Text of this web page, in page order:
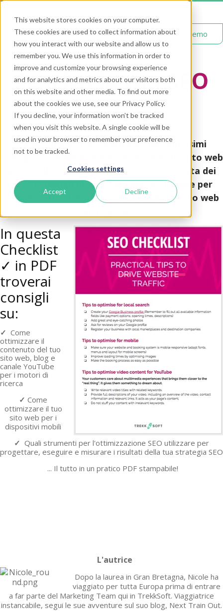
This website stores cookies on your computer.
These cookies are used to collect information about
how you interact with our website and allow us to
remember you. We use this information in order to
improve and customize your browsing experience
and for analytics and metrics about our visitors both
on this website and other media. To find out more
about the cookies we use, see our Privacy Policy.
If you decline, your information won’t be tracked
when you visit this website. A single cookie will be
used in your browser to remember your preference
not to be tracked.
Cookies settings
Accept Decline
Get a Demo
Scarica la tua SEO
Checklist
Un pratico PDF da scaricare con tantissimi
consigli per aumentare il traffico del tuo sito web
grazie all'ottimizzazione SEO. Leggi la lista dei
nostri consigli pratici ogni due settimane per
lavorare all'ottimizzazione SEO del tuo sito web
In questa
Checklist
✓ in PDF
troverai
consigli
su:
✓ Come
ottimizzare il
contenuto del tuo
sito web, blog e
canale YouTube
per i motori di
ricerca
✓ Come
ottimizzare il tuo
sito web per i
dispositivi mobili
✓ Quali strumenti per l'ottimizzazione SEO utilizzare per
progettare, eseguire e misurare i risultati della tua strategia SEO
... Il tutto in un pratico PDF stampabile!
L'autrice
Dopo la laurea in Gran Bretagna, Nicole ha
viaggiato per tutta Europa prima di entrare
a far parte del Marketing Team qui in TrekkSoft. Viaggiatrice
instancabile, segui le sue avventure sul suo blog, Next Train Out.